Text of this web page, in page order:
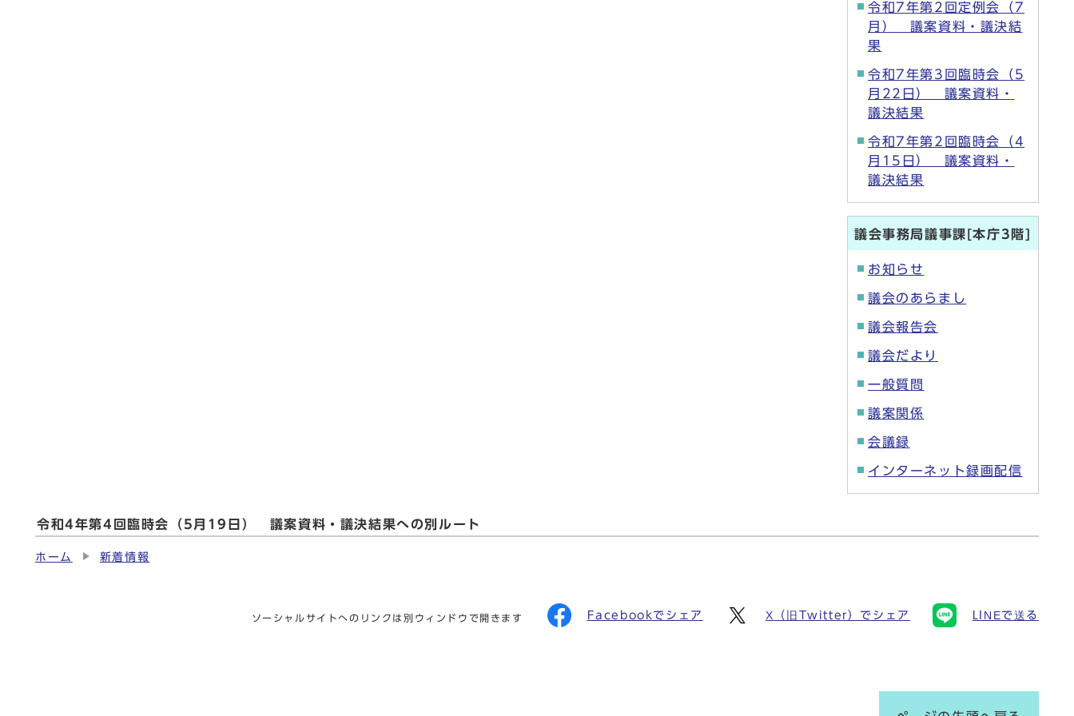
令和7年第2回定例会（7
月） 議案資料・議決結
果
令和7年第3回臨時会（5
月22日） 議案資料・
議決結果
令和7年第2回臨時会（4
月15日） 議案資料・
議決結果
議会事務局議事課[本庁3階]
お知らせ
議会のあらまし
議会報告会
議会だより
一般質問
議案関係
会議録
インターネット録画配信
令和4年第4回臨時会（5月19日） 議案資料・議決結果への別ルート
ホーム 新着情報
ソーシャルサイトへのリンクは別ウィンドウで開きます Facebookでシェア X（旧Twitter）でシェア LINEで送る